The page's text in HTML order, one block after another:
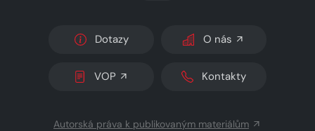
Dotazy O nás
VOP Kontakty
Autorská práva k publikovaným materiálům